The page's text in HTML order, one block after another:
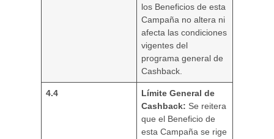
los Beneficios de esta
Campaña no altera ni
afecta las condiciones
vigentes del
programa general de
Cashback.
4.4
Límite General de
Cashback: Se reitera
que el Beneficio de
esta Campaña se rige